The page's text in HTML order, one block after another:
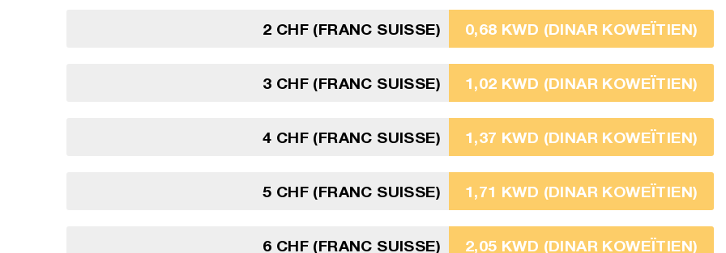
2 CHF (FRANC SUISSE) 0,68 KWD (DINAR KOWEÏTIEN)
3 CHF (FRANC SUISSE) 1,02 KWD (DINAR KOWEÏTIEN)
4 CHF (FRANC SUISSE) 1,37 KWD (DINAR KOWEÏTIEN)
5 CHF (FRANC SUISSE) 1,71 KWD (DINAR KOWEÏTIEN)
6 CHF (FRANC SUISSE) 2,05 KWD (DINAR KOWEÏTIEN)